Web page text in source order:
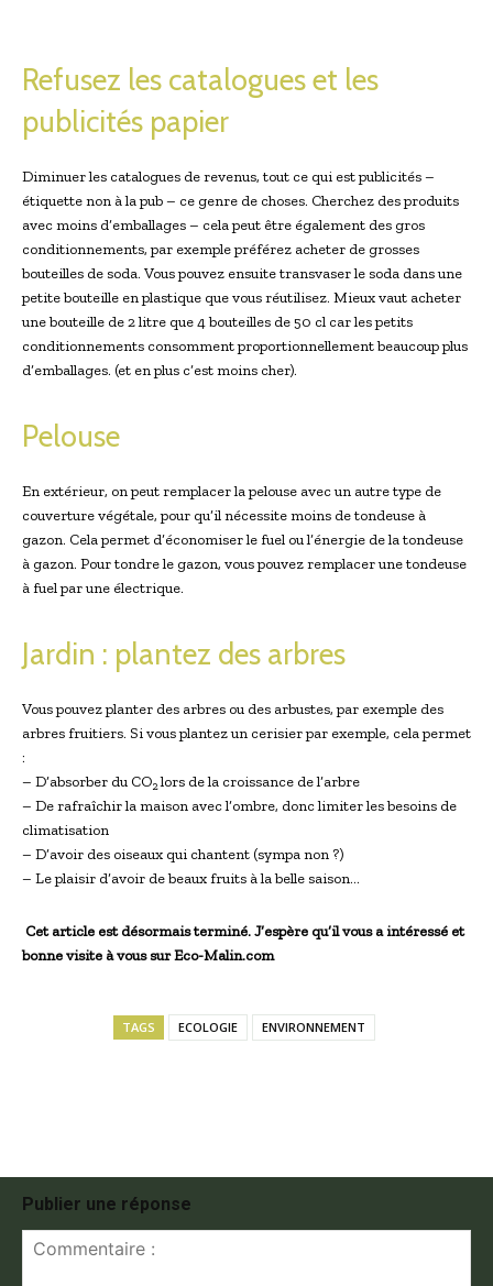
Refusez les catalogues et les
publicités papier
Diminuer les catalogues de revenus, tout ce qui est publicités –
étiquette non à la pub – ce genre de choses. Cherchez des produits
avec moins d’emballages – cela peut être également des gros
conditionnements, par exemple préférez acheter de grosses
bouteilles de soda. Vous pouvez ensuite transvaser le soda dans une
petite bouteille en plastique que vous réutilisez. Mieux vaut acheter
une bouteille de 2 litre que 4 bouteilles de 50 cl car les petits
conditionnements consomment proportionnellement beaucoup plus
d’emballages. (et en plus c’est moins cher).
Pelouse
En extérieur, on peut remplacer la pelouse avec un autre type de
couverture végétale, pour qu’il nécessite moins de tondeuse à
gazon. Cela permet d’économiser le fuel ou l’énergie de la tondeuse
à gazon. Pour tondre le gazon, vous pouvez remplacer une tondeuse
à fuel par une électrique.
Jardin : plantez des arbres
Vous pouvez planter des arbres ou des arbustes, par exemple des
arbres fruitiers. Si vous plantez un cerisier par exemple, cela permet
:
– D’absorber du CO2lors de la croissance de l’arbre
– De rafraîchir la maison avec l’ombre, donc limiter les besoins de
climatisation
– D’avoir des oiseaux qui chantent (sympa non ?)
– Le plaisir d’avoir de beaux fruits à la belle saison…
Cet article est désormais terminé. J’espère qu’il vous a intéressé et
bonne visite à vous sur Eco-Malin.com
TAGS ECOLOGIE ENVIRONNEMENT
Publier une réponse